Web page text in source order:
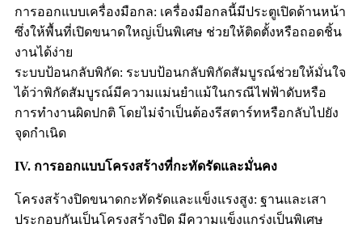
การออกแบบเครื่องมือกล: เครื่องมือกลนี้มีประตูเปิดด้านหน้า
ซึ่งให้พื้นที่เปิดขนาดใหญ่เป็นพิเศษ ช่วยให้ติดตั้งหรือถอดชิ้น
งานได้ง่าย
ระบบป้อนกลับพิกัด: ระบบป้อนกลับพิกัดสัมบูรณ์ช่วยให้มั่นใจ
ได้ว่าพิกัดสัมบูรณ์มีความแม่นยำแม้ในกรณีไฟฟ้าดับหรือ
การทำงานผิดปกติ โดยไม่จำเป็นต้องรีสตาร์ทหรือกลับไปยัง
จุดกำเนิด
IV. การออกแบบโครงสร้างที่กะทัดรัดและมั่นคง
โครงสร้างปิดขนาดกะทัดรัดและแข็งแรงสูง: ฐานและเสา
ประกอบกันเป็นโครงสร้างปิด มีความแข็งแกร่งเป็นพิเศษ